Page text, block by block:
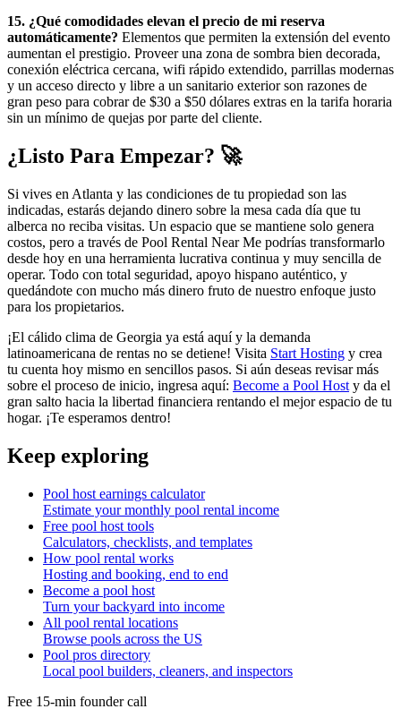
15. ¿Qué comodidades elevan el precio de mi reserva
automáticamente? Elementos que permiten la extensión del evento
aumentan el prestigio. Proveer una zona de sombra bien decorada,
conexión eléctrica cercana, wifi rápido extendido, parrillas modernas
y un acceso directo y libre a un sanitario exterior son razones de
gran peso para cobrar de $30 a $50 dólares extras en la tarifa horaria
sin un mínimo de quejas por parte del cliente.
¿Listo Para Empezar? 🚀
Si vives en Atlanta y las condiciones de tu propiedad son las
indicadas, estarás dejando dinero sobre la mesa cada día que tu
alberca no reciba visitas. Un espacio que se mantiene solo genera
costos, pero a través de Pool Rental Near Me podrías transformarlo
desde hoy en una herramienta lucrativa continua y muy sencilla de
operar. Todo con total seguridad, apoyo hispano auténtico, y
quedándote con mucho más dinero fruto de nuestro enfoque justo
para los propietarios.
¡El cálido clima de Georgia ya está aquí y la demanda
latinoamericana de rentas no se detiene! Visita Start Hosting y crea
tu cuenta hoy mismo en sencillos pasos. Si aún deseas revisar más
sobre el proceso de inicio, ingresa aquí: Become a Pool Host y da el
gran salto hacia la libertad financiera rentando el mejor espacio de tu
hogar. ¡Te esperamos dentro!
Keep exploring
Pool host earnings calculator
Estimate your monthly pool rental income
Free pool host tools
Calculators, checklists, and templates
How pool rental works
Hosting and booking, end to end
Become a pool host
Turn your backyard into income
All pool rental locations
Browse pools across the US
Pool pros directory
Local pool builders, cleaners, and inspectors
Free 15-min founder call